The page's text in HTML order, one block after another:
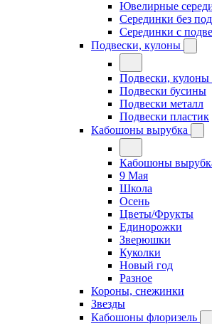
Ювелирные
Серединки без
Серединки с
Подвески, кулоны
Подвески, кулоны
Подвески бусины
Подвески металл
Подвески пластик
Кабошоны вырубка
Кабошоны
9 Мая
Школа
Осень
Цветы/Фрукты
Единорожки
Зверюшки
Куколки
Новый год
Разное
Короны, снежинки
Звезды
Кабошоны флоризель